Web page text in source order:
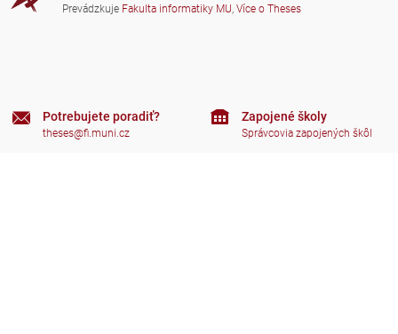
Prevádzkuje Fakulta informatiky MU, Více o Theses
Potrebujete poradiť?
theses@fi.muni.cz
Zapojené školy
Správcovia zapojených škôl